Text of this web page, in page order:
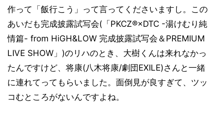
作って「飯行こう」って言ってくださいますし。この
あいだも完成披露試写会(「PKCZ®×DTC -湯けむり純
情篇- from HiGH&LOW 完成披露試写会＆PREMIUM
LIVE SHOW」)のリハのとき、大樹くんは来れなかっ
たんですけど、将康(八木将康/劇団EXILE)さんと一緒
に連れてってもらいました。面倒見が良すぎて、ツッ
コむところがないんですよね。